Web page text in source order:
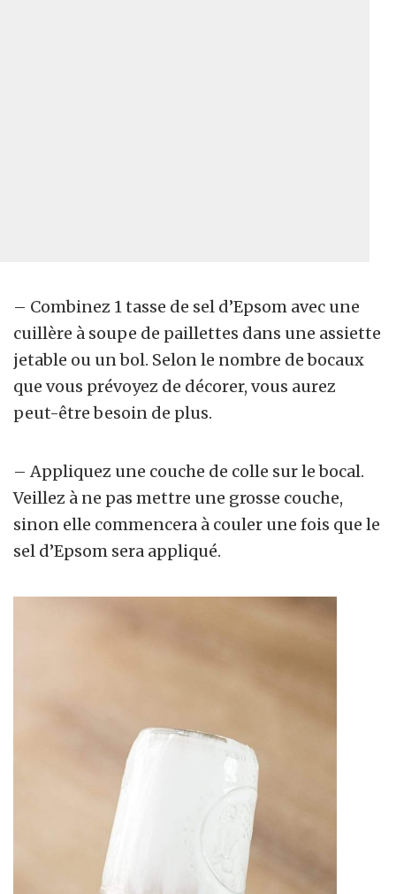
– Combinez 1 tasse de sel d’Epsom avec une
cuillère à soupe de paillettes dans une assiette
jetable ou un bol. Selon le nombre de bocaux
que vous prévoyez de décorer, vous aurez
peut-être besoin de plus.
– Appliquez une couche de colle sur le bocal.
Veillez à ne pas mettre une grosse couche,
sinon elle commencera à couler une fois que le
sel d’Epsom sera appliqué.